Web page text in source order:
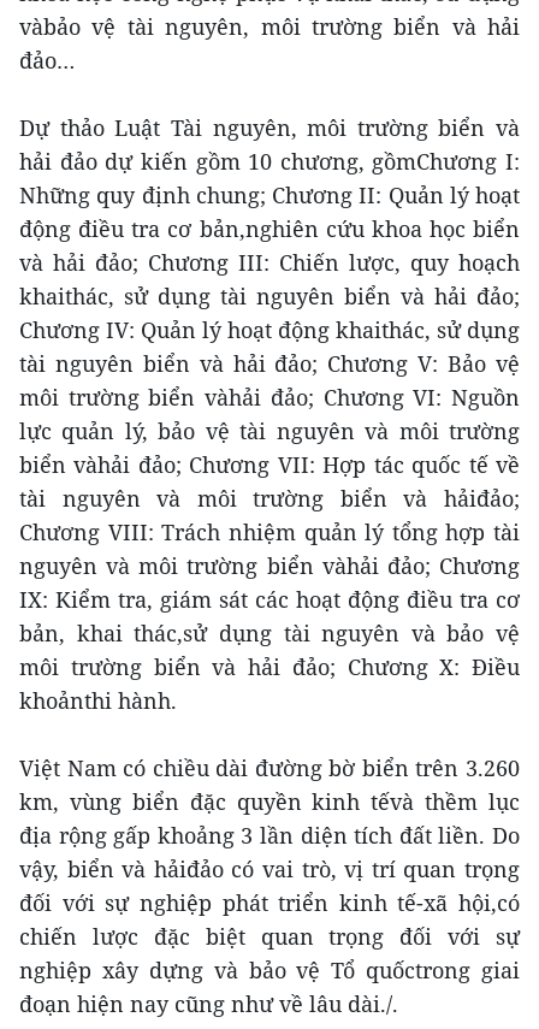
vàbảo vệ tài nguyên, môi trường biển và hải
đảo…
Dự thảo Luật Tài nguyên, môi trường biển và
hải đảo dự kiến gồm 10 chương, gồmChương I:
Những quy định chung; Chương II: Quản lý hoạt
động điều tra cơ bản,nghiên cứu khoa học biển
và hải đảo; Chương III: Chiến lược, quy hoạch
khaithác, sử dụng tài nguyên biển và hải đảo;
Chương IV: Quản lý hoạt động khaithác, sử dụng
tài nguyên biển và hải đảo; Chương V: Bảo vệ
môi trường biển vàhải đảo; Chương VI: Nguồn
lực quản lý, bảo vệ tài nguyên và môi trường
biển vàhải đảo; Chương VII: Hợp tác quốc tế về
tài nguyên và môi trường biển và hảiđảo;
Chương VIII: Trách nhiệm quản lý tổng hợp tài
nguyên và môi trường biển vàhải đảo; Chương
IX: Kiểm tra, giám sát các hoạt động điều tra cơ
bản, khai thác,sử dụng tài nguyên và bảo vệ
môi trường biển và hải đảo; Chương X: Điều
khoảnthi hành.
Việt Nam có chiều dài đường bờ biển trên 3.260
km, vùng biển đặc quyền kinh tếvà thềm lục
địa rộng gấp khoảng 3 lần diện tích đất liền. Do
vậy, biển và hảiđảo có vai trò, vị trí quan trọng
đối với sự nghiệp phát triển kinh tế-xã hội,có
chiến lược đặc biệt quan trọng đối với sự
nghiệp xây dựng và bảo vệ Tổ quốctrong giai
đoạn hiện nay cũng như về lâu dài./.